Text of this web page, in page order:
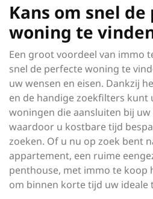
Kans om snel
woning te
Een groot voordeel van immo
snel de perfecte woning te
uw wensen en eisen. Dankzij
en de handige zoekfilters kunt
woningen die aansluiten bij
waardoor u kostbare tijd
zoeken. Of u nu op zoek bent
appartement, een ruime
penthouse, met immo te koop
om binnen korte tijd uw ideale